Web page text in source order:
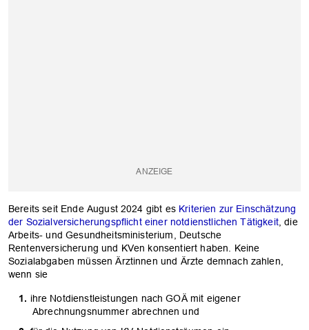
Bereits seit Ende August 2024 gibt es Kriterien zur Einschätzung
der Sozialversicherungspflicht einer notdienstlichen Tätigkeit, die
Arbeits- und Gesundheitsministerium, Deutsche
Rentenversicherung und KVen konsentiert haben. Keine
Sozialabgaben müssen Ärztinnen und Ärzte demnach zahlen,
wenn sie
ihre Notdienstleistungen nach GOÄ mit eigener
Abrechnungsnummer abrechnen und